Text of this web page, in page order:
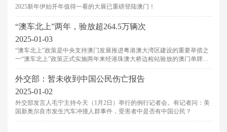
2025新年伊始开年值得一看的大展已重磅登陆澳门！
“澳车北上”两年，验放超264.5万辆次
2025-01-03
“澳车北上”政策是中央支持澳门发展推进粤港澳大湾区建设的重要举措之
一“澳车北上”政策正式实施两年来经港珠澳大桥边检站验放的澳门单牌车
数量已超过264.5万辆次
外交部：暂未收到中国公民伤亡报告
2025-01-02
外交部发言人毛宁主持今天（1月2日）举行的例行记者会。有记者问：美
国新奥尔良市发生汽车冲撞人群事件，受害者中是否有中国公民？